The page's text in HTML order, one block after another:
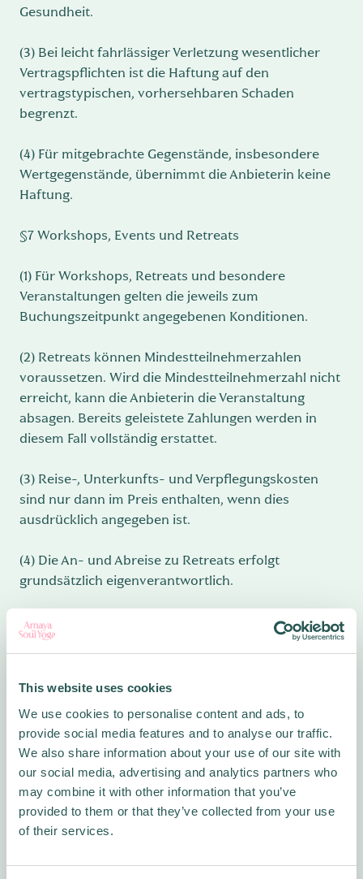
This website uses cookies
We use cookies to personalise content and ads, to
provide social media features and to analyse our traffic.
We also share information about your use of our site with
our social media, advertising and analytics partners who
may combine it with other information that you’ve
provided to them or that they’ve collected from your use
of their services.
Gesundheit.
(3) Bei leicht fahrlässiger Verletzung wesentlicher
Vertragspflichten ist die Haftung auf den
vertragstypischen, vorhersehbaren Schaden
begrenzt.
(4) Für mitgebrachte Gegenstände, insbesondere
Wertgegenstände, übernimmt die Anbieterin keine
Haftung.
§7 Workshops, Events und Retreats
(1) Für Workshops, Retreats und besondere
Veranstaltungen gelten die jeweils zum
Buchungszeitpunkt angegebenen Konditionen.
(2) Retreats können Mindestteilnehmerzahlen
voraussetzen. Wird die Mindestteilnehmerzahl nicht
erreicht, kann die Anbieterin die Veranstaltung
absagen. Bereits geleistete Zahlungen werden in
diesem Fall vollständig erstattet.
(3) Reise-, Unterkunfts- und Verpflegungskosten
sind nur dann im Preis enthalten, wenn dies
ausdrücklich angegeben ist.
(4) Die An- und Abreise zu Retreats erfolgt
grundsätzlich eigenverantwortlich.
(5) Bei höherer Gewalt, behördlichen Anordnungen,
Krankheit der Lehrperson oder sonstigen
Veranstaltungen absagen, verschieben oder
§8 Stornierung durch Kunde
(1) Eine Stornierung muss schriftlich per E-Mail
erfolgen.
folgende Stornierungsbedingungen:bis 14 Tage vor